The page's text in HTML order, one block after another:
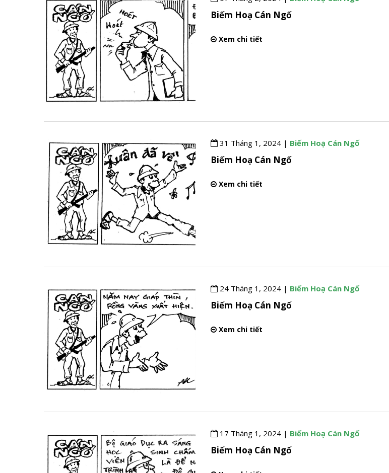
Biếm Hoạ Cán Ngố
Xem chi tiết
31 Tháng 1, 2024 | Biếm Hoạ Cán Ngố
Biếm Hoạ Cán Ngố
Xem chi tiết
24 Tháng 1, 2024 | Biếm Hoạ Cán Ngố
Biếm Hoạ Cán Ngố
Xem chi tiết
17 Tháng 1, 2024 | Biếm Hoạ Cán Ngố
Biếm Hoạ Cán Ngố